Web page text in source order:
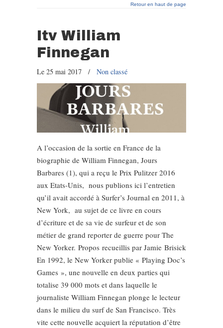
Retour en haut de page
Itv William
Finnegan
Le 25 mai 2017 / Non classé
A l’occasion de la sortie en France de la
biographie de William Finnegan, Jours
Barbares (1), qui a reçu le Prix Pulitzer 2016
aux Etats-Unis, nous publions ici l’entretien
qu’il avait accordé à Surfer’s Journal en 2011, à
New York, au sujet de ce livre en cours
d’écriture et de sa vie de surfeur et de son
métier de grand reporter de guerre pour The
New Yorker. Propos recueillis par Jamie Brisick
En 1992, le New Yorker publie « Playing Doc’s
Games », une nouvelle en deux parties qui
totalise 39 000 mots et dans laquelle le
journaliste William Finnegan plonge le lecteur
dans le milieu du surf de San Francisco. Très
vite cette nouvelle acquiert la réputation d’être